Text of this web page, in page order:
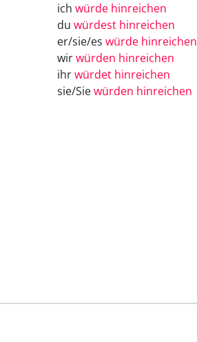
ich würde hinreichen
du würdest hinreichen
er/sie/es würde hinreichen
wirwürden hinreichen
ihrwürdet hinreichen
sie/Siewürden hinreichen